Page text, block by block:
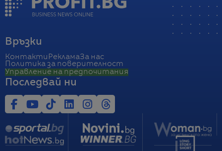
Връзки
Контакти РекламаЗа нас
Политика за поверителност
Управление на предпочитания
Последвай ни